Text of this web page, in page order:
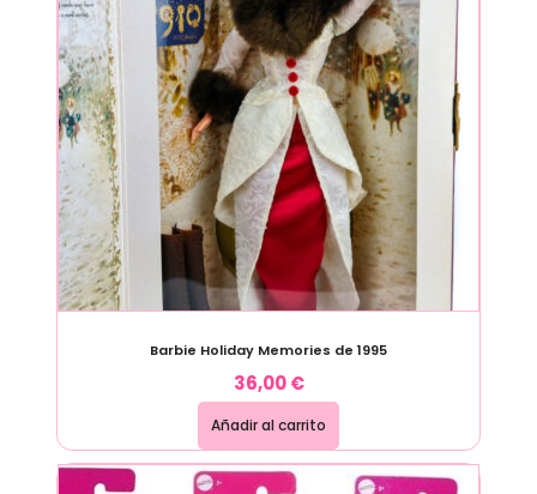
Barbie Holiday Memories de 1995
36,00€
Añadir al carrito